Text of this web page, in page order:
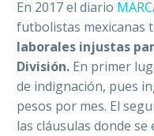
En 2017 el diario
futbolistas mexicanas
laborales injustas
División. En primer
de indignación, pues
pesos por mes. El
las cláusulas donde